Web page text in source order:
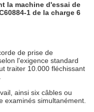
la machine d'essai de
1 de la charge 6
de prise de
l'exigence standard
traiter 10.000 fléchissant
ainsi six câbles ou
examinés simultanément.